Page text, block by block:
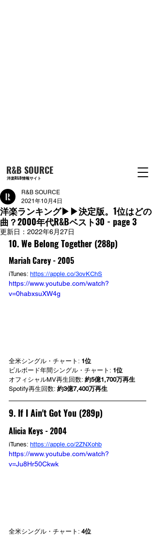
R&B SOURCE
洋楽R&B情報サイト
洋楽ランキング▶︎▶︎決定版。1位はどの
曲？2000年代R&Bベスト30 - page 3
R&B SOURCE
2021年10月4日
更新日： 2022年6月27日
10. We Belong Together (288p)
Mariah Carey - 2005
iTunes: https://apple.co/3ovKChS
https://www.youtube.com/watch?
v=0habxsuXW4g
全米シングル・チャート: 1位
ビルボード年間シングル・チャート: 1位
オフィシャルMV再生回数: 約5億1,700万再生
Spotify再生回数: 約3億7,400万再生
9. If I Ain't Got You (289p)
Alicia Keys - 2004
iTunes: https://apple.co/2ZNXohb
https://www.youtube.com/watch?
v=Ju8Hr50Ckwk
全米シングル・チャート: 4位